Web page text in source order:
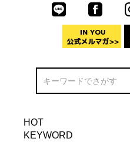
HOT
KEYWORD